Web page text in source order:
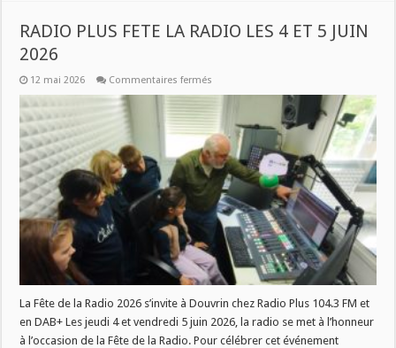
RADIO PLUS FETE LA RADIO LES 4 ET 5 JUIN
2026
12 mai 2026 Commentaires fermés
RADIO
LES
4
ET
JUIN
2026
La Fête de la Radio 2026 s’invite à Douvrin chez Radio Plus 104.3 FM et
en DAB+ Les jeudi 4 et vendredi 5 juin 2026, la radio se met à l’honneur
à l’occasion de la Fête de la Radio. Pour célébrer cet événement